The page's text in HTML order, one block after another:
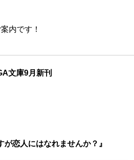
内です！
文庫9月新刊
が恋人にはなれませんか？』